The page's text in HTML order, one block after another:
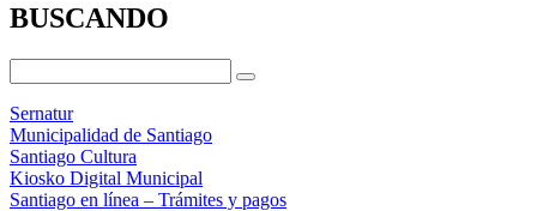
BUSCANDO
Sernatur
Municipalidad de Santiago
Santiago Cultura
Kiosko Digital Municipal
Santiago en línea – Trámites y pagos